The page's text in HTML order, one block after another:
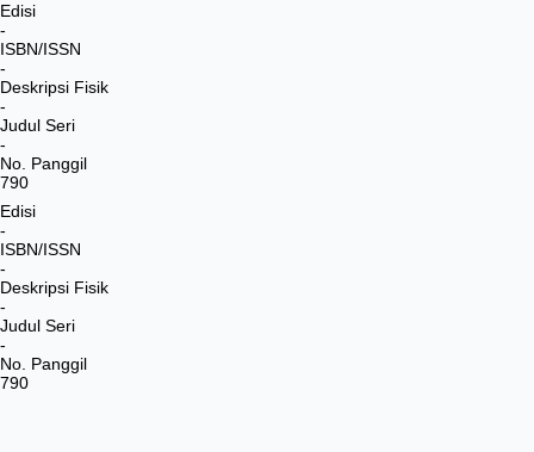
Edisi
-
ISBN/ISSN
-
Deskripsi Fisik
-
Judul Seri
-
No. Panggil
790
Edisi
-
ISBN/ISSN
-
Deskripsi Fisik
-
Judul Seri
-
No. Panggil
790